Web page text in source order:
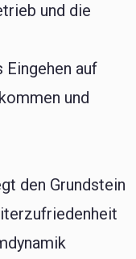
und die
auf
und
den Grundstein